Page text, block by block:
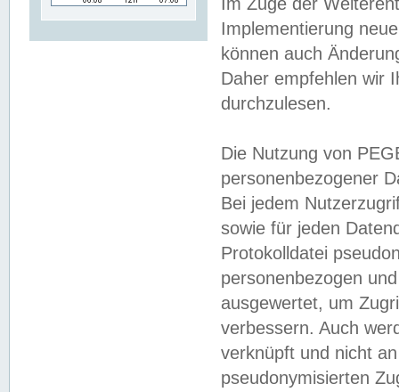
Im Zuge der
Implementierung
können auch
Daher empfehlen wir
durchzulesen.
Die Nutzung von
personenbezogener
Bei jedem
sowie für jeden
Protokolldatei
personenbezogen
ausgewertet, um
verbessern. Auch
verknüpft und nicht
pseudonymisierten